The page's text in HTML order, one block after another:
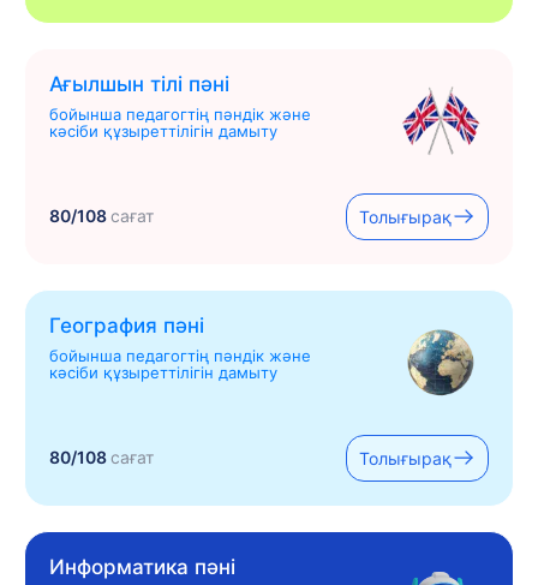
Ағылшын тілі пәні
бойынша педагогтің пәндік және
кәсіби құзыреттілігін дамыту
80/108сағат Толығырақ
География пәні
бойынша педагогтің пәндік және
кәсіби құзыреттілігін дамыту
80/108сағат Толығырақ
Информатика пәні